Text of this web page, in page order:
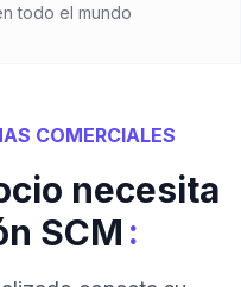
todo el mundo
COMERCIALES
necesita
SCM :